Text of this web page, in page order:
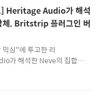
에 멜로디를 너무 쪼갤 수도
어갈 수 있도록 편곡을 하
라는 기간을 거치면서
Rihanna, Kendrick
스트들이 The Hit Factory
명반들이 탄생한 스튜디오
소프트웨어 제작사들이
간을 모델링하여 소프트
기도 하였다. 외부와 협업
Factory는 직접 자신들의
] Heritage Audio가 해석
체, Britstrip 플러그인 버
싱"에 투고한 리
가 해석한 Neve의 집합
버전 리뷰"의 일부를 옮